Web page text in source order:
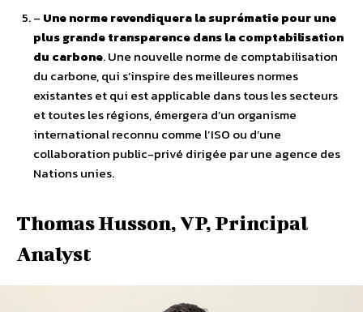
– Une norme revendiquera la suprématie pour une
plus grande transparence dans la comptabilisation
du carbone. Une nouvelle norme de comptabilisation
du carbone, qui s’inspire des meilleures normes
existantes et qui est applicable dans tous les secteurs
et toutes les régions, émergera d’un organisme
international reconnu comme l’ISO ou d’une
collaboration public-privé dirigée par une agence des
Nations unies.
Thomas Husson, VP, Principal
Analyst